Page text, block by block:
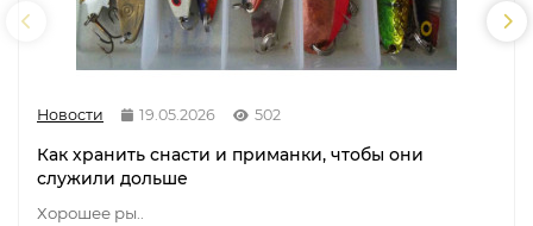
Новости 19.05.2026 502
Как хранить снасти и приманки, чтобы они
служили дольше
Хорошее ры..